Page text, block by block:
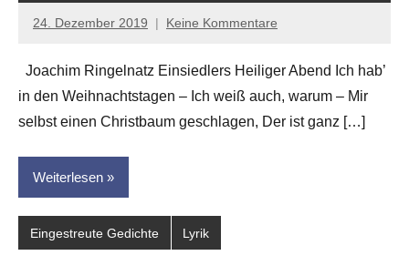
24. Dezember 2019
Jan-
Hornauer
für
dasgedichtblog
Keine Kommentare
Joachim Ringelnatz Einsiedlers Heiliger Abend Ich hab’
in den Weihnachtstagen – Ich weiß auch, warum – Mir
selbst einen Christbaum geschlagen, Der ist ganz […]
Weiterlesen
Eingestreute Gedichte Lyrik